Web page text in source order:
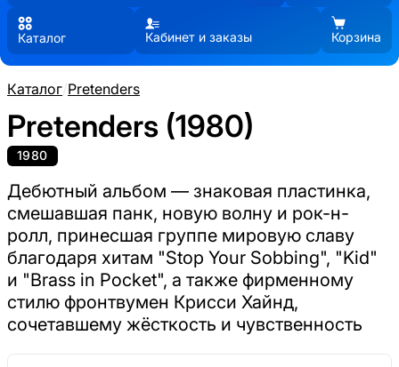
Каталог Кабинет и заказы Корзина
Каталог/Pretenders
Pretenders (1980)
1980
Дебютный альбом — знаковая пластинка,
смешавшая панк, новую волну и рок-н-
ролл, принесшая группе мировую славу
благодаря хитам "Stop Your Sobbing", "Kid"
и "Brass in Pocket", а также фирменному
стилю фронтвумен Крисси Хайнд,
сочетавшему жёсткость и чувственность